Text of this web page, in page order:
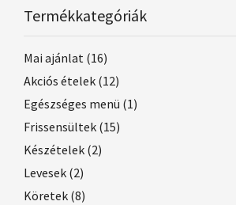
Termékkategóriák
Mai ajánlat (16)
Akciós ételek (12)
Egészséges menü (1)
Frissensültek (15)
Készételek (2)
Levesek (2)
Köretek (8)